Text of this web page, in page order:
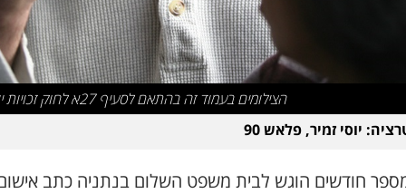
הצילומים בעמוד זה בהתאם לסעיף 27א לחוק זכויות יוצרים
יוסי זמיר, פלאש 90
חודשים הוגש לבית משפט השלום בנתניה כתב